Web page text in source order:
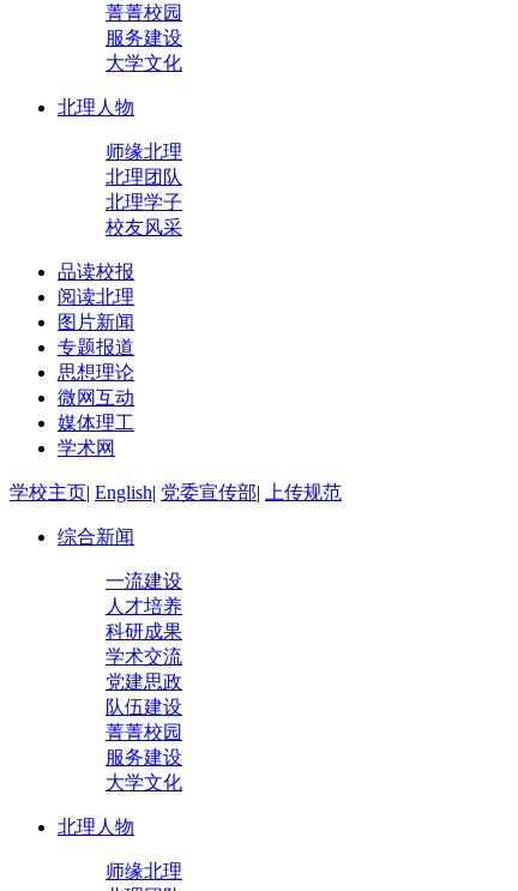
菁菁校园
服务建设
大学文化
北理人物
师缘北理
北理团队
北理学子
校友风采
品读校报
阅读北理
图片新闻
专题报道
思想理论
微网互动
媒体理工
学术网
学校主页| English| 党委宣传部| 上传规范
综合新闻
一流建设
人才培养
科研成果
学术交流
党建思政
队伍建设
菁菁校园
服务建设
大学文化
北理人物
师缘北理